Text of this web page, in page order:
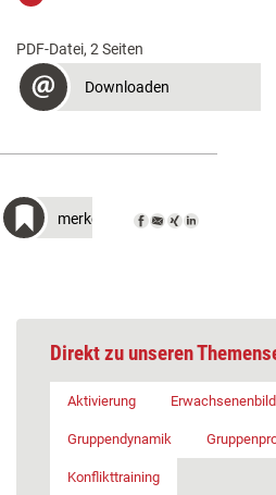
PDF-Datei, 2 Seiten
Downloaden
merken
Direkt zu unseren
Aktivierung
Gruppendynamik
Konflikttraining